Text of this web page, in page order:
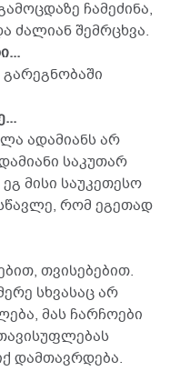
ჩამეძინა,
ძალიან შემრცხვა.
ადამიანს არ
საკუთარ
მისი საუკეთესო
რომ ეგეთად
თვისებებით.
სხვასაც არ
მას ჩარჩოები
დამთავრდება.